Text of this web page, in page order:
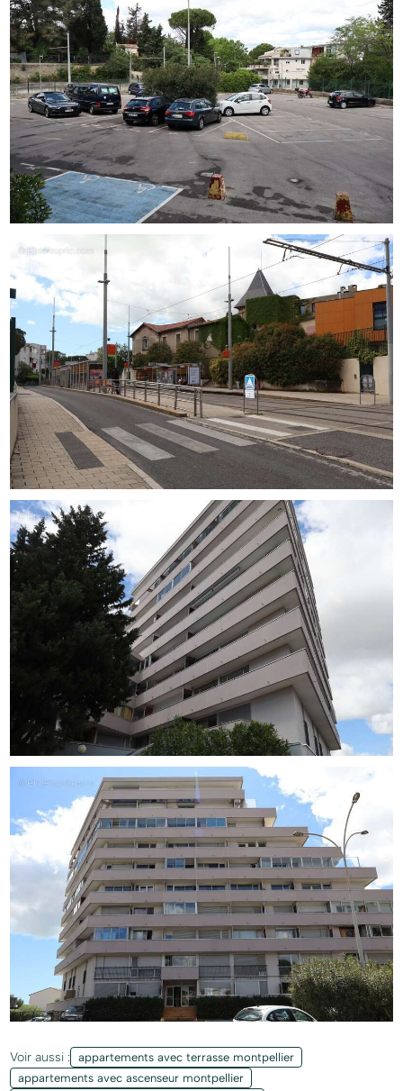
Voir aussi :
appartements avec terrasse montpellier
appartements avec ascenseur montpellier